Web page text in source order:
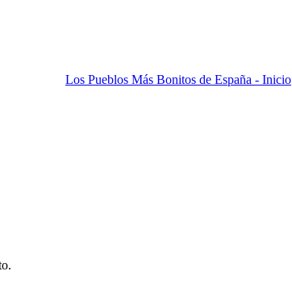
Los Pueblos Más Bonitos de España - Inicio